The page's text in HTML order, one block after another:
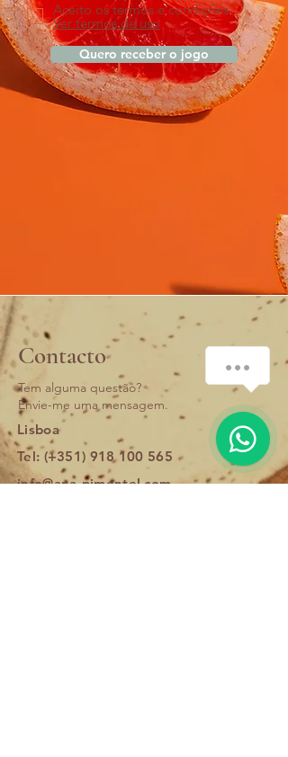
Aceito os termos e condições
Ver termos de uso
Quero receber o jogo
Contacto
Tem alguma questão?
Envie-me umamensagem.
Lisboa
Tel: (+351) 918 100 565
info@ana-pimentel.com
1